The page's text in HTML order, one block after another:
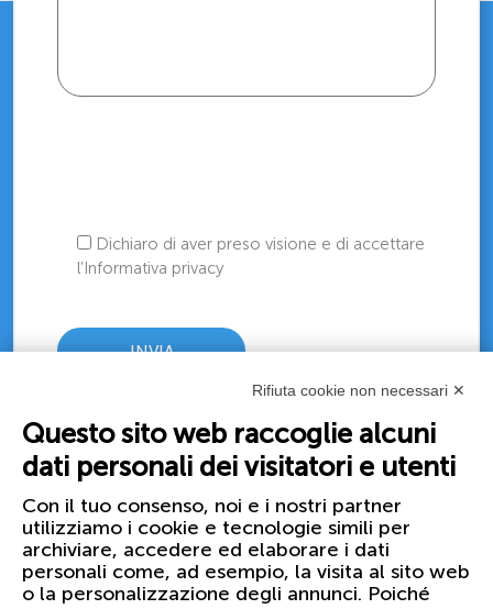
Dichiaro di aver preso visione e di accettare
l’Informativa privacy
Rifiuta cookie non necessari ✕
Questo sito web raccoglie alcuni
dati personali dei visitatori e utenti
Con il tuo consenso, noi e i nostri partner
utilizziamo i cookie e tecnologie simili per
archiviare, accedere ed elaborare i dati
personali come, ad esempio, la visita al sito web
o la personalizzazione degli annunci. Poiché